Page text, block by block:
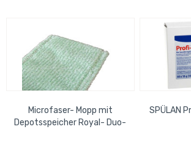
Microfaser- Mopp mit
Depotsspeicher Royal- Duo-
SPÜLAN